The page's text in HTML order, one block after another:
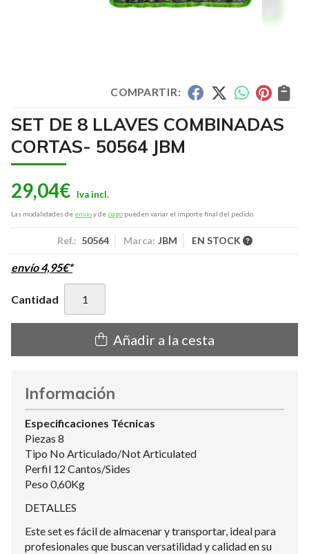
COMPARTIR:
SET DE 8 LLAVES COMBINADAS
CORTAS- 50564 JBM
29,04€
Las modalidades de envíoy de pago pueden variar el importe final del pedido.
Ref.: 50564 Marca: JBM EN STOCK
envío4,95€*
Cantidad
Añadir a la cesta
Información
Especificaciones Técnicas
Piezas 8
Tipo No Articulado/Not Articulated
Perfil 12 Cantos/Sides
Peso 0,60Kg
DETALLES
Este set es fácil de almacenar y transportar, ideal para
profesionales que buscan versatilidad y calidad en su